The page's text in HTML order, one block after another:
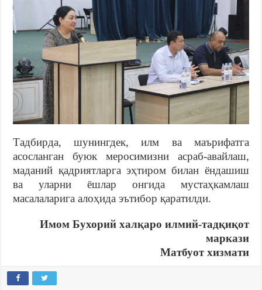
Тадбирда, шунингдек, илм ва маърифатга
асосланган буюк меросимизни асраб-авайлаш,
маданий қадриятларга эҳтиром билан ёндашиш
ва уларни ёшлар онгида мустаҳкамлаш
масалаларига алоҳида эътибор қаратилди.
Имом Бухорий халқаро илмий-тадқиқот
маркази
Матбуот хизмати